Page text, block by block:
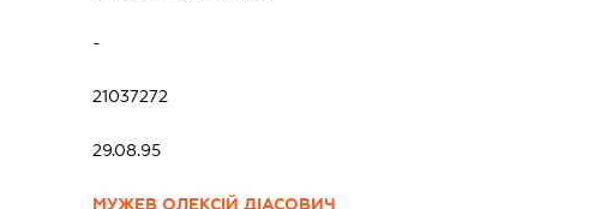
-
21037272
29.08.95
МУЖЕВ ОЛЕКСІЙ ДІАСОВИЧ